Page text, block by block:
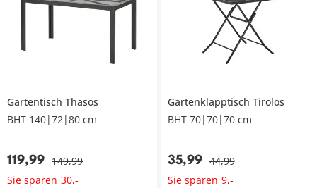
Gartentisch Thasos
BHT 140|72|80 cm
119,99 149,99
Sie sparen 30,-
Gartenklapptisch Tirolos
BHT 70|70|70 cm
35,99 44,99
Sie sparen 9,-